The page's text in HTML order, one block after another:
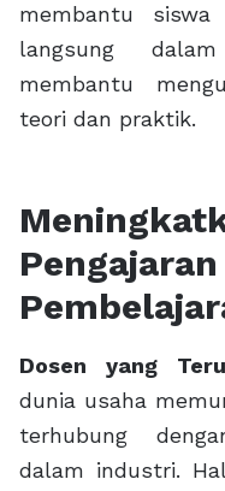
membantu siswa
langsung
membantu
teori dan praktik.
Dosen yang
dunia usaha
terhubung
dalam industri.